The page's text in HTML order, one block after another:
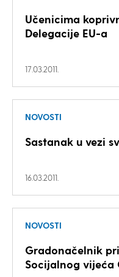
Učenicima
Delegacije EU-a
17.03.2011.
NOVOSTI
Sastanak u vezi
16.03.2011.
NOVOSTI
Gradonačelnik
Socijalnog vijeća